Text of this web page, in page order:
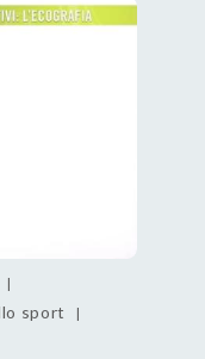
|
sport |